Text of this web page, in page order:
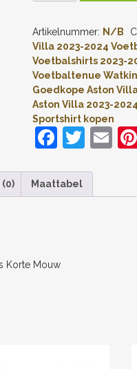
#11
UITSHIRT
2023-
VOETBALSHIRTS
KORTE
MOUW
AANTAL
Artikelnummer: N/B
Villa 2023-2024
Voetbalshirts 2023-
Voetbaltenue
Goedkope Aston
Aston Villa 2023-
Sportshirt kopen
F
c
e
o
T
itt
er
E
l
Maattabel
Korte Mouw